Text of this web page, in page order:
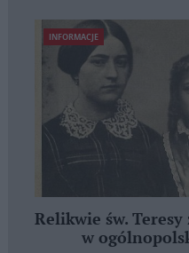
INFORMACJE
Relikwie św.
w